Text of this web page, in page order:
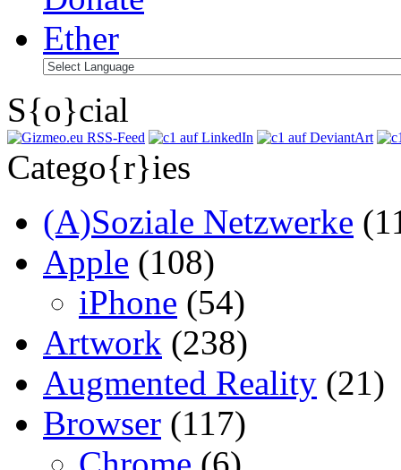
S{o}cial
Catego{r}ies
(A)Soziale Netzwerke
Apple (108)
iPhone (54)
Artwork (238)
Augmented Reality (21)
Browser (117)